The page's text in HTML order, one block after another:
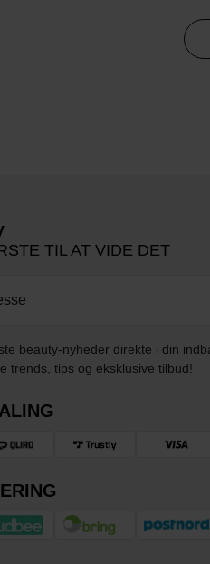
TIL AT VIDE DET
beauty-nyheder direkte i din
trends, tips og eksklusive tilbud!